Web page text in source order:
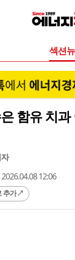
섹션
함유 치
12:06
추가